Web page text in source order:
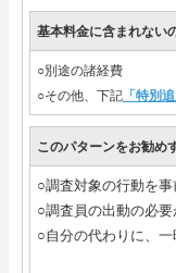
基本料金に含まれない
○別途の諸経費
○その他、下記 「特別
このパターンをお勧め
○調査対象の行動を
○調査員の出動の必
○自分の代わりに、